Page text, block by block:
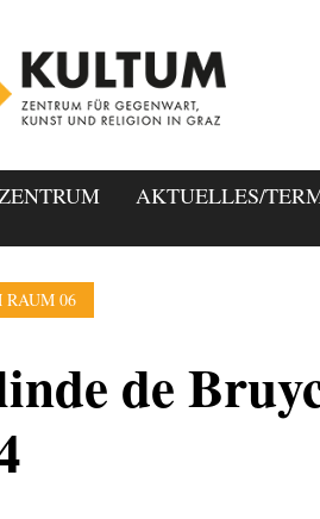
AKTUELLES/
RAUM 06
de